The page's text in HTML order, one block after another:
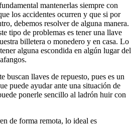
mantenerlas siempre con
los accidentes ocurren y que si por
debemos resolver de alguna manera.
tipo de problemas es tener una llave
billetera o monedero y en casa. Lo
alguna escondida en algún lugar del
buscan llaves de repuesto, pues es un
puede ayudar ante una situación de
ponerle sencillo al ladrón huir con
de forma remota, lo ideal es